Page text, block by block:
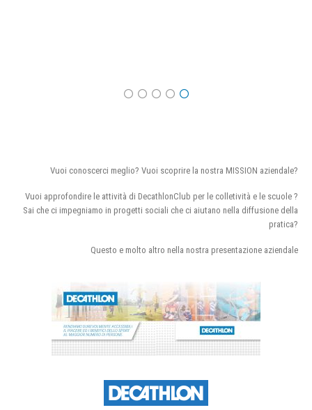
Vuoi conoscerci meglio? Vuoi scoprire la nostra MISSION aziendale?
Vuoi approfondire le attività di DecathlonClub per le colletività e le scuole ?
Sai che ci impegniamo in progetti sociali che ci aiutano nella diffusione della
pratica?
Questo e molto altro nella nostra presentazione aziendale